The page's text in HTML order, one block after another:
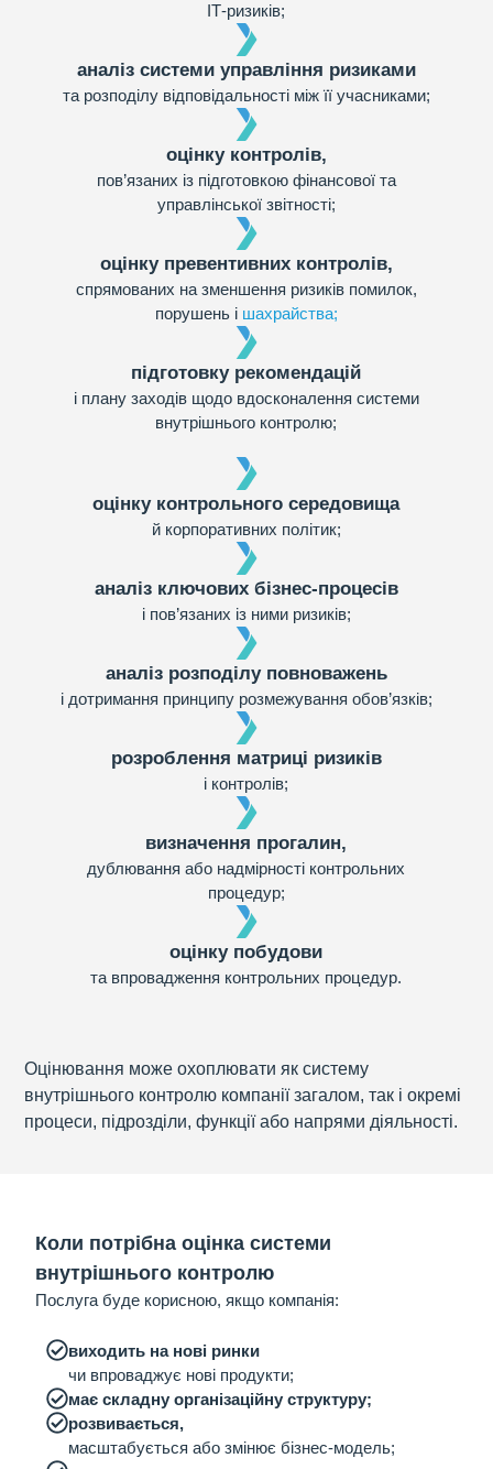
ІТ-ризиків;
аналіз системи управління ризиками
та розподілу відповідальності між її учасниками;
оцінку контролів,
пов’язаних із підготовкою фінансової та
управлінської звітності;
оцінку превентивних контролів,
спрямованих на зменшення ризиків помилок,
порушень і шахрайства;
підготовку рекомендацій
і плану заходів щодо вдосконалення системи
внутрішнього контролю;
оцінку контрольного середовища
й корпоративних політик;
аналіз ключових бізнес-процесів
і пов’язаних із ними ризиків;
аналіз розподілу повноважень
і дотримання принципу розмежування обов’язків;
розроблення матриці ризиків
і контролів;
визначення прогалин,
дублювання або надмірності контрольних
процедур;
оцінку побудови
та впровадження контрольних процедур.
Оцінювання може охоплювати як систему
внутрішнього контролю компанії загалом, так і окремі
процеси, підрозділи, функції або напрями діяльності.
Коли потрібна оцінка системи
внутрішнього контролю
Послуга буде корисною, якщо компанія:
виходить на нові ринки
чи впроваджує нові продукти;
має складну організаційну структуру;
розвивається,
масштабується або змінює бізнес-модель;